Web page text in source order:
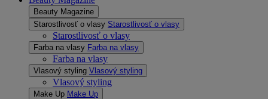
Beauty Magazine
Starostlivosť o vlasy Starostlivosť o vlasy
Starostlivosť o vlasy
Farba na vlasy Farba na vlasy
Farba na vlasy
Vlasový styling Vlasový styling
Vlasový styling
Make Up Make Up